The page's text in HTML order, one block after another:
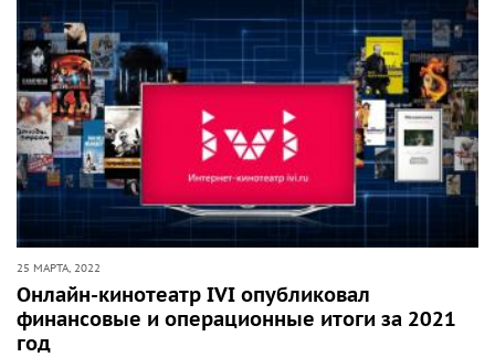
25 МАРТА, 2022
Онлайн-кинотеатр IVI опубликовал
финансовые и операционные итоги за 2021
год